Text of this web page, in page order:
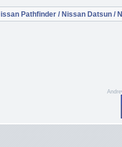
Pathfinder / Nissan Datsun /